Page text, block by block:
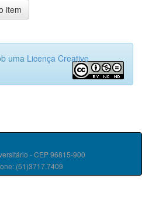
item
uma Licença Creative
- CEP 96815-900
(51)3717.7409